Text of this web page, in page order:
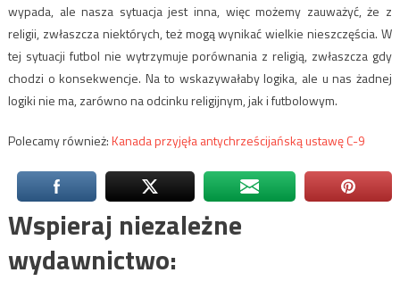
wypada, ale nasza sytuacja jest inna, więc możemy zauważyć, że z
religii, zwłaszcza niektórych, też mogą wynikać wielkie nieszczęścia. W
tej sytuacji futbol nie wytrzymuje porównania z religią, zwłaszcza gdy
chodzi o konsekwencje. Na to wskazywałaby logika, ale u nas żadnej
logiki nie ma, zarówno na odcinku religijnym, jak i futbolowym.
Polecamy również:Kanada przyjęła antychrześcijańską ustawę C-9
Wspieraj niezależne
wydawnictwo: